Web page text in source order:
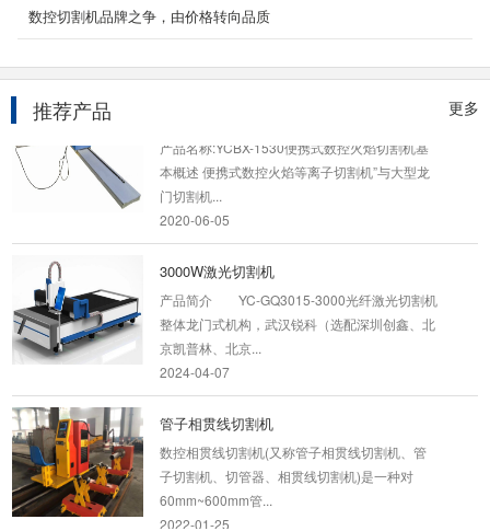
数控切割机品牌之争，由价格转向品质
更多
推荐产品
板一体机设备介绍： 管板一体光纤激光切割机不
仅可对圆形管、...
产品名称:YCBX-1530便携式数控火焰切割机基
本概述 便携式数控火焰等离子切割机”与大型龙
门切割机...
2020-06-05
3000W激光切割机
产品简介 YC-GQ3015-3000光纤激光切割机
整体龙门式机构，武汉锐科（选配深圳创鑫、北
京凯普林、北京...
2024-04-07
管子相贯线切割机
数控相贯线切割机(又称管子相贯线切割机、管
子切割机、切管器、相贯线切割机)是一种对
60mm~600mm管...
2022-01-25